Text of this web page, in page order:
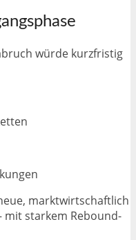
würde kurzfristig
marktwirtschaftlich
starkem Rebound-